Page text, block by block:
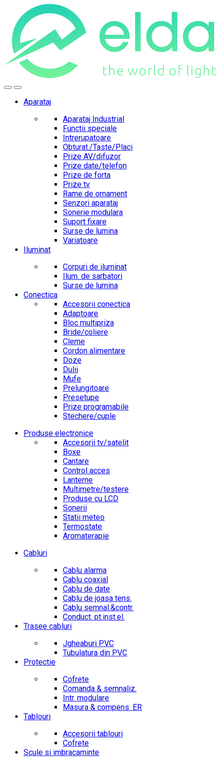
navigation
content
Aparataj
Aparataj Industrial
Functii speciale
Intrerupatoare
Obturat./Taste/Placi
Prize AV/difuzor
Prize date/telefon
Prize de forta
Prize tv
Rame de ornament
Senzori aparataj
Sonerie modulara
Suport fixare
Surse de lumina
Variatoare
Iluminat
Corpuri de iluminat
Ilum. de sarbatori
Surse de lumina
Conectica
Accesorii conectica
Adaptoare
Bloc multipriza
Bride/coliere
Cleme
Cordon alimentare
Doze
Dulii
Mufe
Prelungitoare
Presetupe
Prize programabile
Stechere/cuple
Produse electronice
Accesorii tv/satelit
Boxe
Cantare
Control acces
Lanterne
Multimetre/testere
Produse cu LCD
Sonerii
Statii meteo
Termostate
Aromaterapie
Cabluri
Cablu alarma
Cablu coaxial
Cablu de date
Cablu de joasa tens.
Cablu semnal.&contr.
Conduct. pt.inst.el.
Trasee cabluri
Jgheaburi PVC
Tubulatura din PVC
Protectie
Cofrete
Comanda & semnaliz.
Intr. modulare
Masura & compens. ER
Tablouri
Accesorii tablouri
Cofrete
Scule si imbracaminte